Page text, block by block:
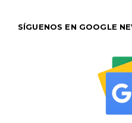
SÍGUENOS EN GOOGLE